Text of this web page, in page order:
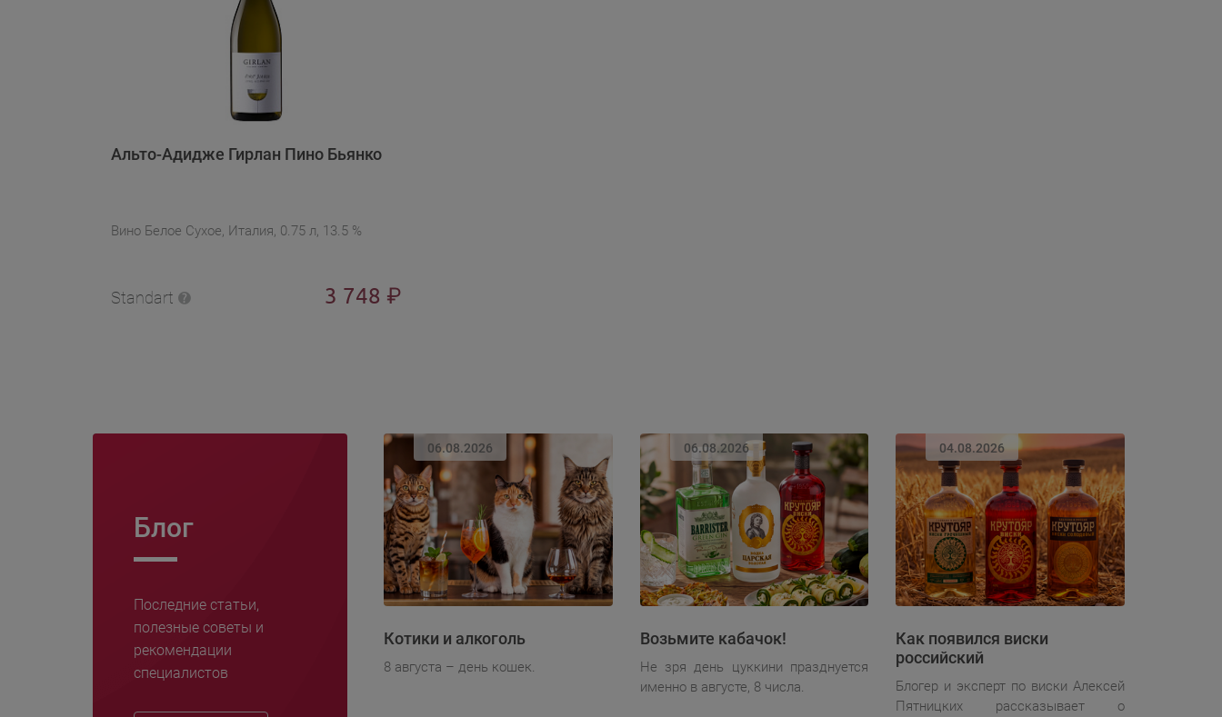
Альто-Адидже Гирлан Пино Бьянко
Вино Белое Сухое, Италия, 0.75 л, 13.5 %
Standart 3 748 ₽
Блог
Последние статьи,
полезные советы и
рекомендации
специалистов
06.08.2026
Котики и алкоголь
8 августа – день кошек.
06.08.2026
Возьмите кабачок!
Не зря день цуккини празднуется
именно в августе, 8 числа.
04.08.2026
Как появился виски
российский
Блогер и эксперт по виски Алексей
Пятницких рассказывает о